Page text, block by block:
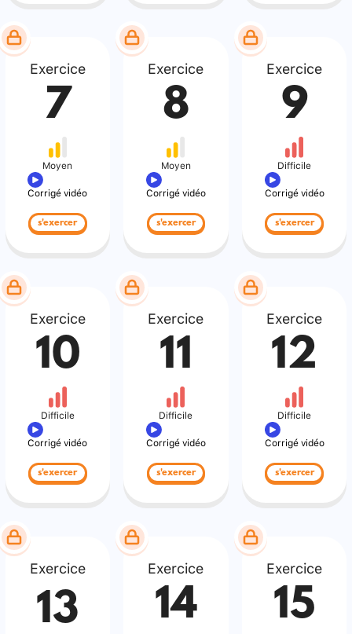
Exercice
7
Moyen
Corrigé vidéo
s'exercer
Exercice
8
Moyen
Corrigé vidéo
s'exercer
Exercice
9
Difficile
Corrigé vidéo
s'exercer
Exercice
10
Difficile
Corrigé vidéo
s'exercer
Exercice
11
Difficile
Corrigé vidéo
s'exercer
Exercice
12
Difficile
Corrigé vidéo
s'exercer
Exercice
13
Exercice
14
Exercice
15